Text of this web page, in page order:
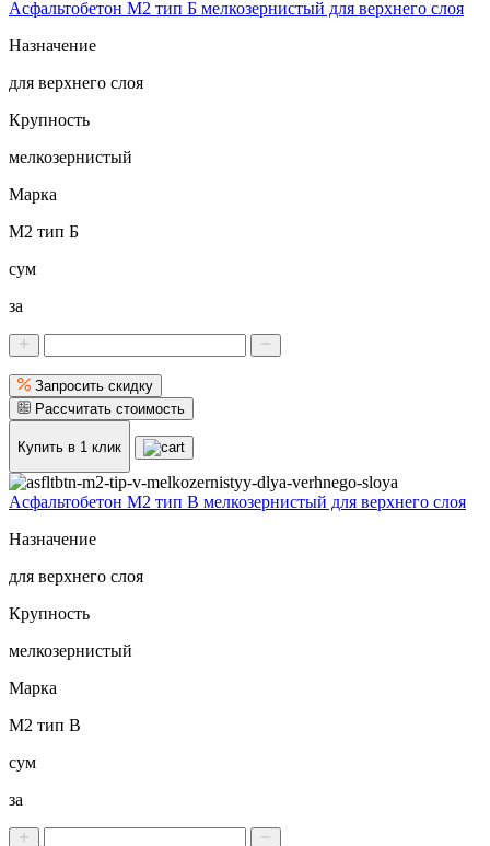
Асфальтобетон М2 тип Б мелкозернистый для верхнего слоя
Назначение
для верхнего слоя
Крупность
мелкозернистый
Марка
М2 тип Б
сум
за
Запросить скидку
Рассчитать стоимость
Купить в 1 клик
Асфальтобетон М2 тип В мелкозернистый для верхнего слоя
Назначение
для верхнего слоя
Крупность
мелкозернистый
Марка
М2 тип В
сум
за